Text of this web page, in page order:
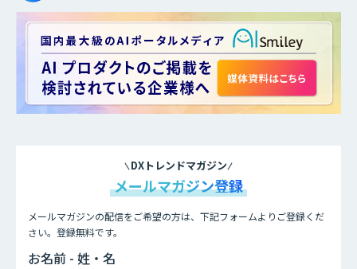
DXトレンドマガジン
メールマガジン登録
メールマガジンの配信をご希望の方は、下記フォームよりご登録くだ
さい。登録無料です。
お名前 - 姓・名